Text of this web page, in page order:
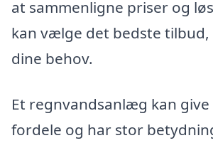
at sammenligne priser og
kan vælge det bedste tilbud,
dine behov.
Et regnvandsanlæg kan give
fordele og har stor